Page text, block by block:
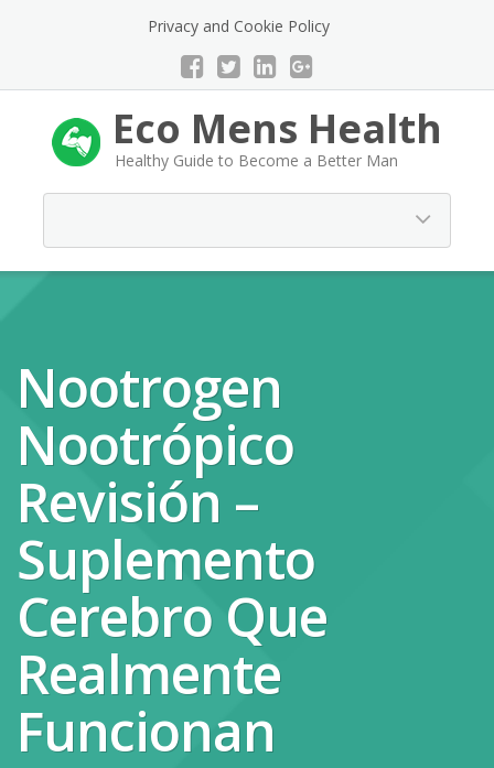
Privacy and Cookie Policy
Eco Mens Health
Healthy Guide to Become a Better Man
Nootrogen
Nootrópico
Revisión –
Suplemento
Cerebro Que
Realmente
Funcionan